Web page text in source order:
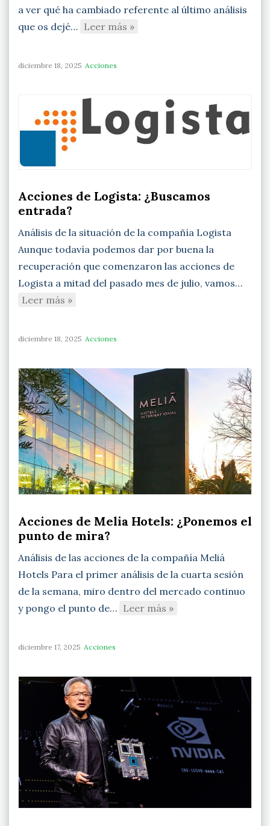
a ver qué ha cambiado referente al último análisis
que os dejé… Leer más »
diciembre 18, 2025 Acciones
Acciones de Logista: ¿Buscamos
entrada?
Análisis de la situación de la compañía Logista
Aunque todavía podemos dar por buena la
recuperación que comenzaron las acciones de
Logista a mitad del pasado mes de julio, vamos…
Leer más »
diciembre 18, 2025 Acciones
Acciones de Melia Hotels: ¿Ponemos el
punto de mira?
Análisis de las acciones de la compañía Meliá
Hotels Para el primer análisis de la cuarta sesión
de la semana, miro dentro del mercado continuo
y pongo el punto de… Leer más »
diciembre 17, 2025 Acciones